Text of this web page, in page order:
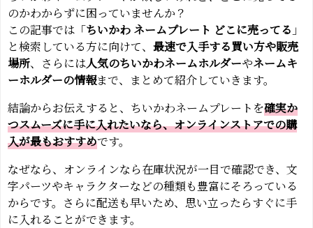
のかわからずに困っていませんか？
この記事では「ちいかわ ネームプレート どこに売ってる 」
と検索している方に向けて、 最速で入手する買い方や販売
場所、さらには人気のちいかわネームホルダーやネームキ
ーホルダーの情報まで、まとめて紹介していきます。
結論からお伝えすると、ちいかわネームプレートを確実か
つスムーズに手に入れたいなら、オンラインストアでの購
入が最もおすすめです。
なぜなら、オンラインなら在庫状況が一目で確認でき、文
字パーツやキャラクターなどの種類も豊富にそろっている
からです。さらに配送も早いため、思い立ったらすぐに手
に入れることができます。